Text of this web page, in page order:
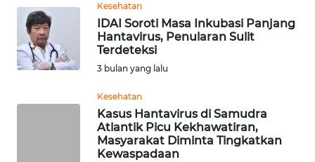
Kesehatan
IDAI Soroti Masa Inkubasi Panjang
Hantavirus, Penularan Sulit
Terdeteksi
3 bulan yang lalu
Kesehatan
Kasus Hantavirus di Samudra
Atlantik Picu Kekhawatiran,
Masyarakat Diminta Tingkatkan
Kewaspadaan
WN
BOGOR
WN